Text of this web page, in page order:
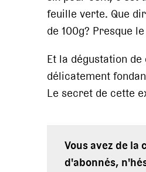
feuille verte. Que
de 100g? Presque
Et la dégustation
délicatement
Le secret de cette
Vous avez de
d'abonnés,